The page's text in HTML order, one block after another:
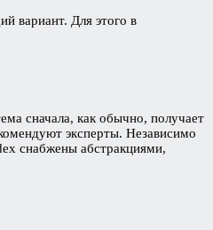
вариант. Для этого в
сначала, как обычно, получает
эксперты. Независимо
снабжены абстракциями,